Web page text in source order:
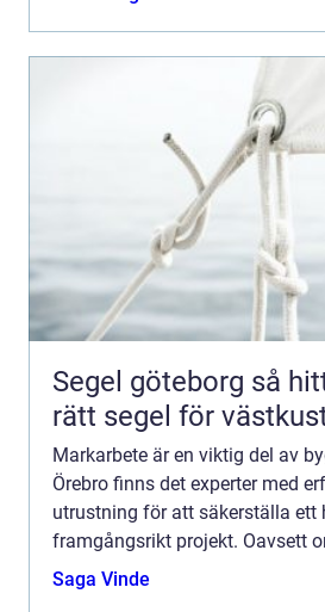
Segel göteborg så hittar seglaren
rätt segel för
Markarbete är en viktig del av
Örebro finns det experter med
utrustning för att säkerställa ett
framgångsrikt projekt. Oavsett
bygga ett nytt hus...
Saga Vinde